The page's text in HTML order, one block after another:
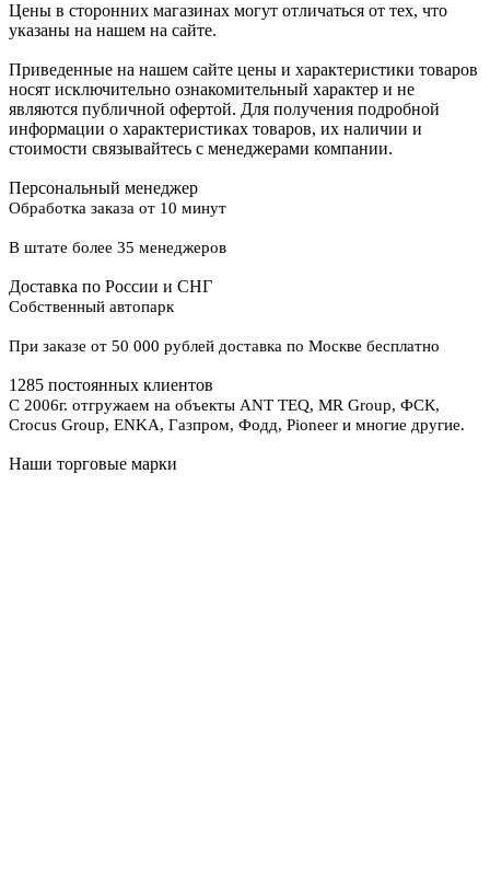
Цены в сторонних магазинах могут отличаться от тех, что
указаны на нашем на сайте.
Приведенные на нашем сайте цены и характеристики товаров
носят исключительно ознакомительный характер и не
являются публичной офертой. Для получения подробной
информации о характеристиках товаров, их наличии и
стоимости связывайтесь с менеджерами компании.
Персональный менеджер
Обработка заказа от 10 минут
В штате более 35 менеджеров
Доставка по России и СНГ
Собственный автопарк
При заказе от 50 000 рублей доставка по Москве бесплатно
1285 постоянных клиентов
С 2006г. отгружаем на объекты ANT TEQ, MR Group, ФСК,
Crocus Group, ENKA, Газпром, Фодд, Pioneer и многие другие.
Наши торговые марки